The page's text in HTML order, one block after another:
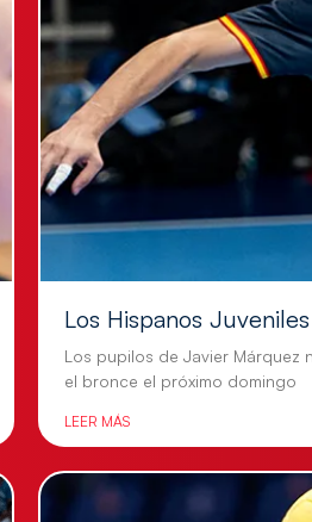
Los Hispanos
Los pupilos de Javier
el bronce el próximo domingo
LEER MÁS